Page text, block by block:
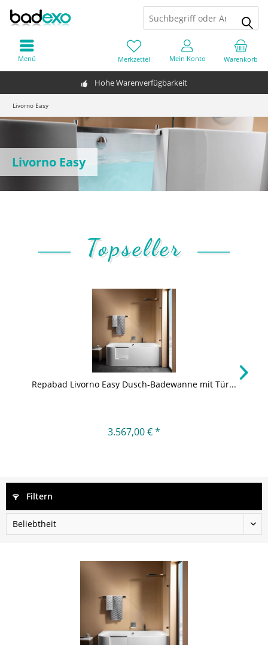
Hohe Warenverfügbarkeit
Warenkorb
Merkzettel Mein Konto
Menü
Livorno Easy
Livorno Easy
Topseller
Repabad Livorno Easy Dusch-Badewanne mit Tür...
3.567,00 € *
Filtern